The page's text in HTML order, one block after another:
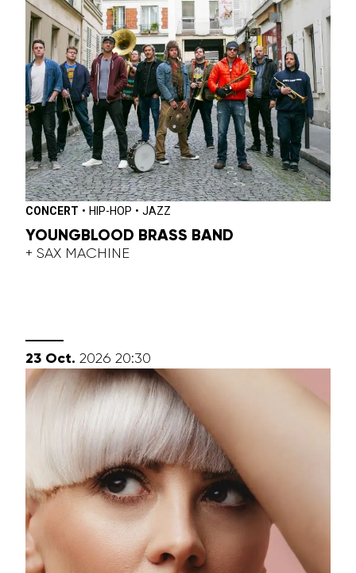
CONCERT • HIP-HOP • JAZZ
YOUNGBLOOD BRASS BAND
+ SAX MACHINE
23 octobre
Oct. 2026 20:30